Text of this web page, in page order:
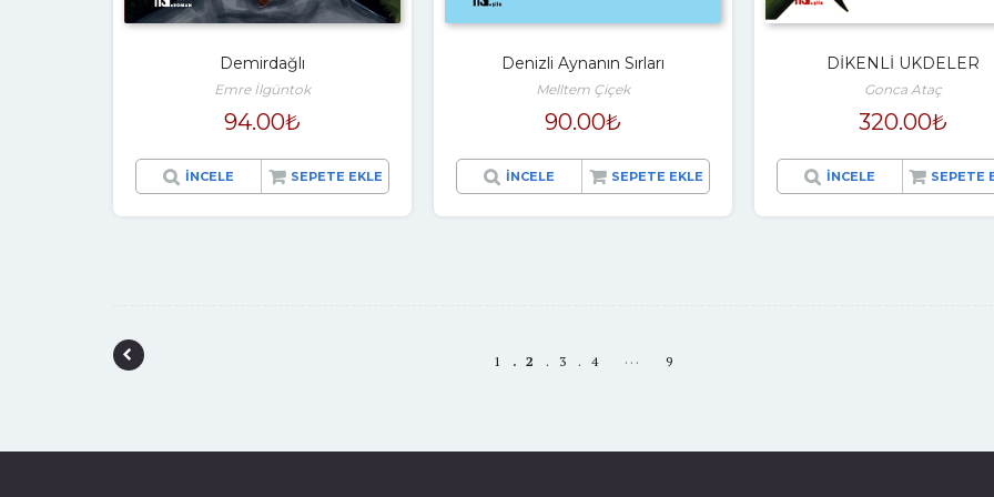
Demirdağlı
Emre İlgüntok
94.00₺
İNCELE SEPETE EKLE
Denizli Aynanın Sırları
Melltem Çiçek
90.00₺
İNCELE SEPETE EKLE
DİKENLİ UKDELER
Gonca Ataç
320.00₺
İNCELE SEPETE
P
1 2 3 4 … 9